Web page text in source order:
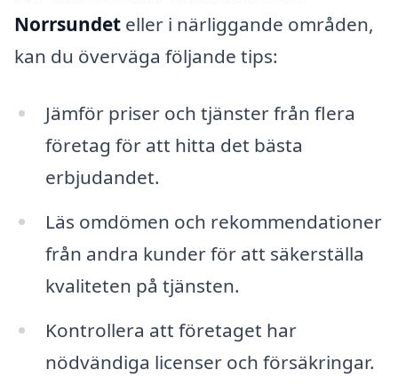
Norrsundet eller i närliggande områden,
kan du överväga följande tips:
Jämför priser och tjänster från flera
företag för att hitta det bästa
erbjudandet.
Läs omdömen och rekommendationer
från andra kunder för att säkerställa
kvaliteten på tjänsten.
Kontrollera att företaget har
nödvändiga licenser och försäkringar.